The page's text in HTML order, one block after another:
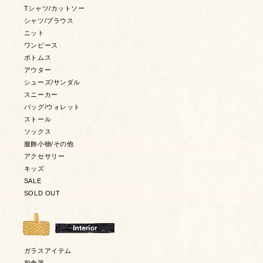
Tシャツ/カットソー
シャツ/ブラウス
ニット
ワンピース
ボトムス
アウター
シューズ/サンダル
スニーカー
バッグ/ウォレット
ストール
ソックス
服飾小物/その他
アクセサリー
キッズ
SALE
SOLD OUT
ガラスアイテム